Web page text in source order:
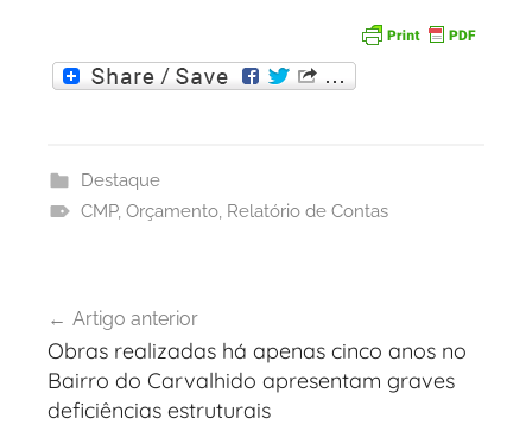
Destaque
CMP, Orçamento, Relatório de Contas
de
artigos
Artigo anterior
Obras realizadas há apenas cinco anos no
Bairro do Carvalhido apresentam graves
deficiências estruturais